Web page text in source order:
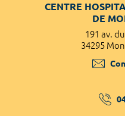
CENTRE
DE
191 av.
34295